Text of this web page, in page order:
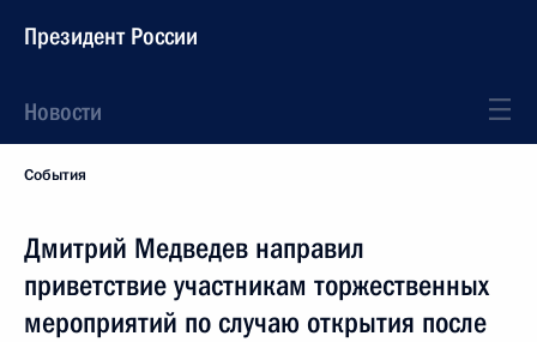
Президент России
Новости
События
Дмитрий Медведев направил
приветствие участникам торжественных
мероприятий по случаю открытия после